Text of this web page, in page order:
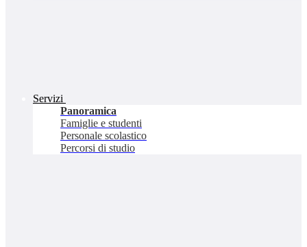
Servizi
Panoramica
Famiglie e studenti
Personale scolastico
Percorsi di studio